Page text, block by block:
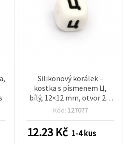
Silikonový korálek –
kostka s písmenem Ц,
bílý, 12×12 mm, otvor 2,5
mm – 1 ks
Kód: 127077
12.23 Kč 1-4 kus